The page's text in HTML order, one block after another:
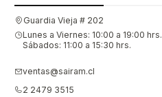
Guardia Vieja # 202
Lunes a Viernes: 10:00 a 19:00 hrs.
Sábados: 11:00 a 15:30 hrs.
ventas@sairam.cl
2 2479 3515